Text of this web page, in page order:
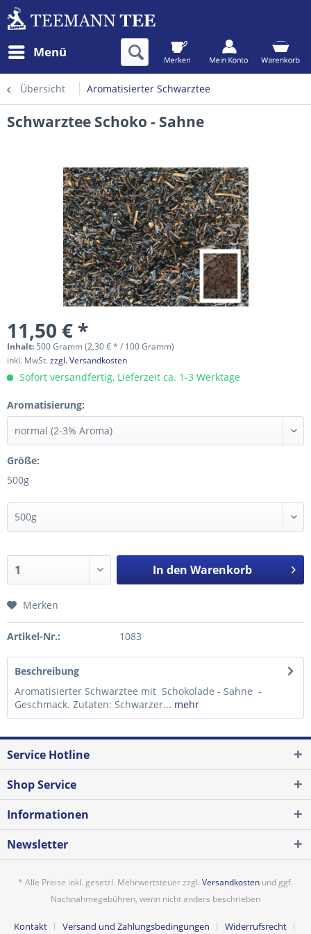
Menü
Übersicht Aromatisierter Schwarztee
Schwarztee Schoko - Sahne
11,50 € *
Inhalt: 500 Gramm (2,30 € * / 100 Gramm)
inkl. MwSt.zzgl. Versandkosten
Sofort versandfertig, Lieferzeit ca. 1-3 Werktage
Aromatisierung:
Größe:
500g
In den Warenkorb
Merken
Artikel-Nr.: 1083
Beschreibung
Aromatisierter Schwarztee mit Schokolade - Sahne -
Geschmack. Zutaten: Schwarzer... mehr
Service Hotline
Shop Service
Informationen
Newsletter
* Alle Preise inkl. gesetzl. Mehrwertsteuer zzgl. Versandkosten und ggf.
Nachnahmegebühren, wenn nicht anders beschrieben
Kontakt Versand und Zahlungsbedingungen Widerrufsrecht